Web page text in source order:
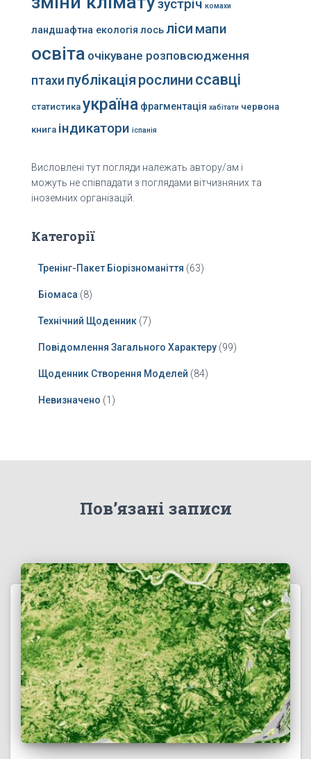
зустріч комахи
ландшафтна екологія лось ліси мапи
освіта очікуване розповсюдження
птахи публікація рослини ссавці
статистика україна фрагментація хабітати червона
книга індикатори іспанія
Висловлені тут погляди належать автору/ам і
можуть не співпадати з поглядами вітчизняних та
іноземних організацій.
Категорії
Тренінг-Пакет Біорізноманіття (63)
Біомаса (8)
Технічний Щоденник (7)
Повідомлення Загального Характеру (99)
Щоденник Створення Моделей (84)
Невизначено (1)
Пов’язані записи